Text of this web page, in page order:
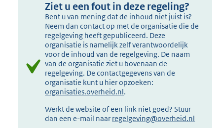
Ziet u een fout in deze regeling?
Bent u van mening dat de inhoud niet juist is?
Neem dan contact op met de organisatie die de
regelgeving heeft gepubliceerd. Deze
organisatie is namelijk zelf verantwoordelijk
voor de inhoud van de regelgeving. De naam
van de organisatie ziet u bovenaan de
regelgeving. De contactgegevens van de
organisatie kunt u hier opzoeken:
organisaties.overheid.nl.
Werkt de website of een link niet goed? Stuur
dan een e-mail naar regelgeving@overheid.nl